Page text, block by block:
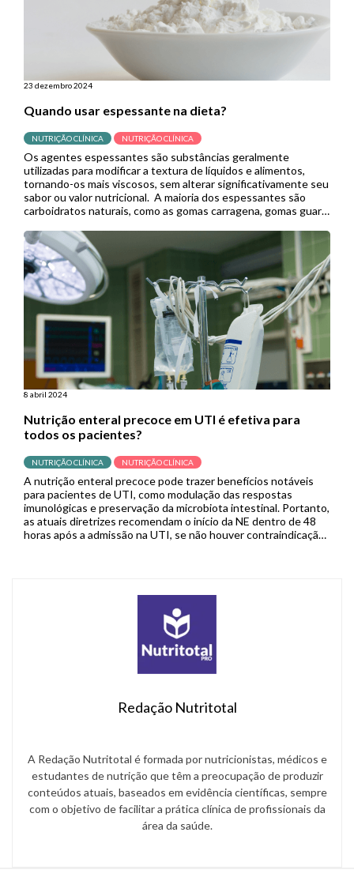
23 dezembro 2024
Quando usar espessante na dieta?
NUTRIÇÃO CLÍNICA NUTRIÇÃO CLÍNICA
Os agentes espessantes são substâncias geralmente
utilizadas para modificar a textura de líquidos e alimentos,
tornando-os mais viscosos, sem alterar significativamente seu
sabor ou valor nutricional. A maioria dos espessantes são
carboidratos naturais, como as gomas carragena, gomas guar,
como o amido. Nesse sentido, a goma xantana tem […]
8 abril 2024
Nutrição enteral precoce em UTI é efetiva para
todos os pacientes?
NUTRIÇÃO CLÍNICA NUTRIÇÃO CLÍNICA
A nutrição enteral precoce pode trazer benefícios notáveis
para pacientes de UTI, como modulação das respostas
imunológicas e preservação da microbiota intestinal. Portanto,
as atuais diretrizes recomendam o início da NE dentro de 48
horas após a admissão na UTI, se não houver contraindicação.
Redação Nutritotal
A Redação Nutritotal é formada por nutricionistas, médicos e
estudantes de nutrição que têm a preocupação de produzir
conteúdos atuais, baseados em evidência científicas, sempre
com o objetivo de facilitar a prática clínica de profissionais da
área da saúde.